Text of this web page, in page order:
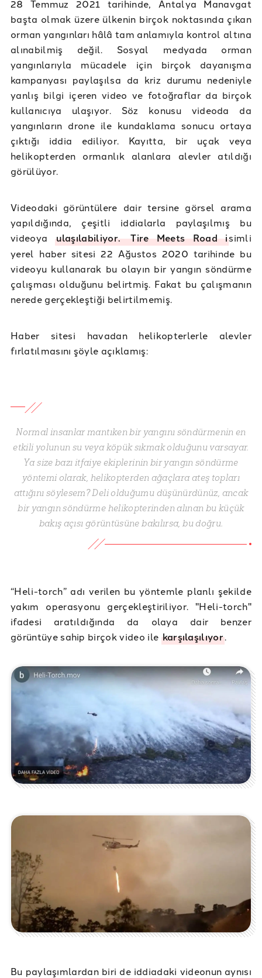
28 Temmuz 2021 tarihinde, Antalya Manavgat
başta olmak üzere ülkenin birçok noktasında çıkan
orman yangınları hâlâ tam anlamıyla kontrol altına
alınabilmiş değil. Sosyal medyada orman
yangınlarıyla mücadele için birçok dayanışma
kampanyası paylaşılsa da kriz durumu nedeniyle
yanlış bilgi içeren video ve fotoğraflar da birçok
kullanıcıya ulaşıyor. Söz konusu videoda da
yangınların drone ile kundaklama sonucu ortaya
çıktığı iddia ediliyor. Kayıtta, bir uçak veya
helikopterden ormanlık alanlara alevler atıldığı
görülüyor.
Videodaki görüntülere dair tersine görsel arama
yapıldığında, çeşitli iddialarla paylaşılmış bu
videoyaulaşılabiliyor.Tire Meets Road isimli
yerel haber sitesi 22 Ağustos 2020 tarihinde bu
videoyu kullanarak bu olayın bir yangın söndürme
çalışması olduğunu belirtmiş. Fakat bu çalışmanın
nerede gerçekleştiği belirtilmemiş.
Haber sitesi havadan helikopterlerle alevler
fırlatılmasını şöyle açıklamış:
Normal insanlar mantıken bir yangını söndürmenin en
etkili yolunun su veya köpük sıkmak olduğunu varsayar.
Ya size bazı itfaiye ekiplerinin bir yangın söndürme
yöntemi olarak, helikopterden ağaçlara ateş topları
attığını söylesem? Deli olduğumu düşünürdünüz, ancak
bir yangın söndürme helikopterinden alınan bu küçük
bakış açısı görüntüsüne bakılırsa, bu doğru.
“Heli-torch” adı verilen bu yöntemle planlı şekilde
yakım operasyonu gerçekleştiriliyor. "Heli-torch"
ifadesi aratıldığında da olaya dair benzer
görüntüye sahip birçok video ile karşılaşılıyor.
Bu paylaşımlardan biri de iddiadaki videonun aynısı